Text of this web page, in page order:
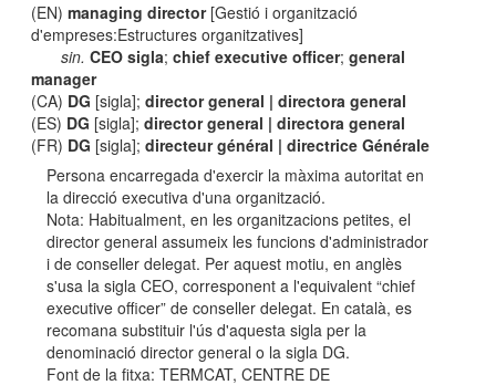
(EN)managing director[Gestió i organització
d'empreses:Estructures organitzatives]
sin. CEO sigla; chief executive officer; general
manager
(CA) DG [sigla];director general | directora general
(ES) DG [sigla];director general | directora general
(FR) DG [sigla];directeur général | directrice Générale
Persona encarregada d'exercir la màxima autoritat en
la direcció executiva d'una organització.
Nota: Habitualment, en les organitzacions petites, el
director general assumeix les funcions d'administrador
i de conseller delegat. Per aquest motiu, en anglès
s'usa la sigla CEO, corresponent a l'equivalent “chief
executive officer” de conseller delegat. En català, es
recomana substituir l'ús d'aquesta sigla per la
denominació director general o la sigla DG.
Font de la fitxa: TERMCAT, CENTRE DE